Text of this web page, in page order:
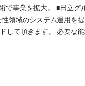
ービスを提供している会
で事業を拡大。 ■日立グ
領域のシステム運用を
して頂きます。 必要な
お持ちの方 ●上記に伴
歓迎】 ○ITILの資格ま
経験をお持ちの方 ○コ